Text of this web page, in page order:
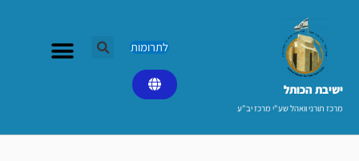
ישיבת הכותל​
מרכז תורני וואהל שע"י מרכז יב"ע
לתרומות